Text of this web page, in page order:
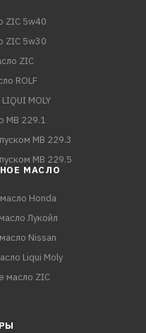
ZIC 5w40
ZIC 5w30
ZIC
ROLF
MOLY
MB 229.1
MB 229.3
MB 229.5
МАСЛО
Honda
Лукойл
Nissan
Liqui Moly
масло ZIC